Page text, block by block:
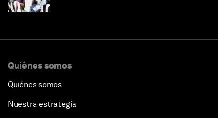
Quiénes somos
Quiénes somos
Nuestra estrategia